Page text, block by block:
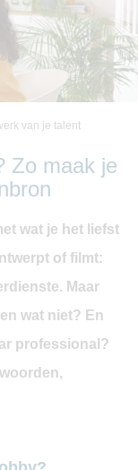
van je talent
Zo maak je
wat je het liefst
of filmt:
Maar
wat niet? En
professional?